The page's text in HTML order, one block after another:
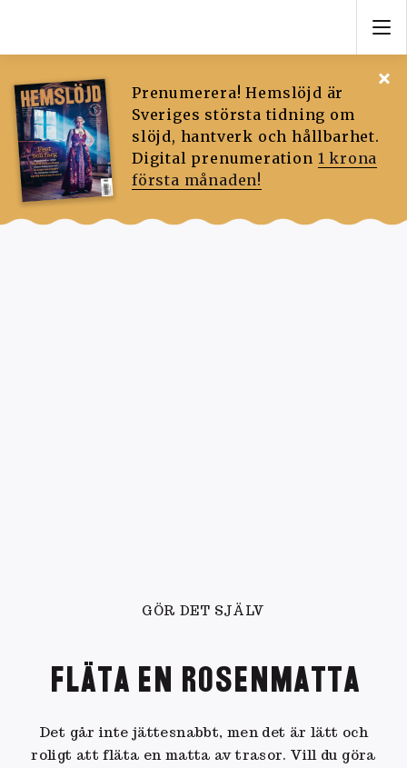
Prenumerera! Hemslöjd är
Sveriges största tidning om
slöjd, hantverk och hållbarhet.
Digital prenumeration 1 krona
första månaden!
GÖR DET SJÄLV
FLÄTA EN ROSENMATTA
Det går inte jättesnabbt, men det är lätt och
roligt att fläta en matta av trasor. Vill du göra